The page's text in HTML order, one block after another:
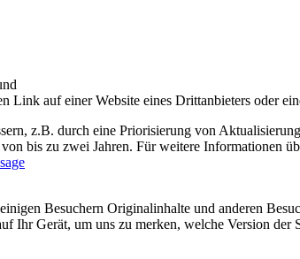
Link auf einer Website eines Drittanbieters oder
z.B. durch eine Priorisierung von
bis zu zwei Jahren. Für weitere Informationen
Besuchern Originalinhalte und anderen
Ihr Gerät, um uns zu merken, welche Version der